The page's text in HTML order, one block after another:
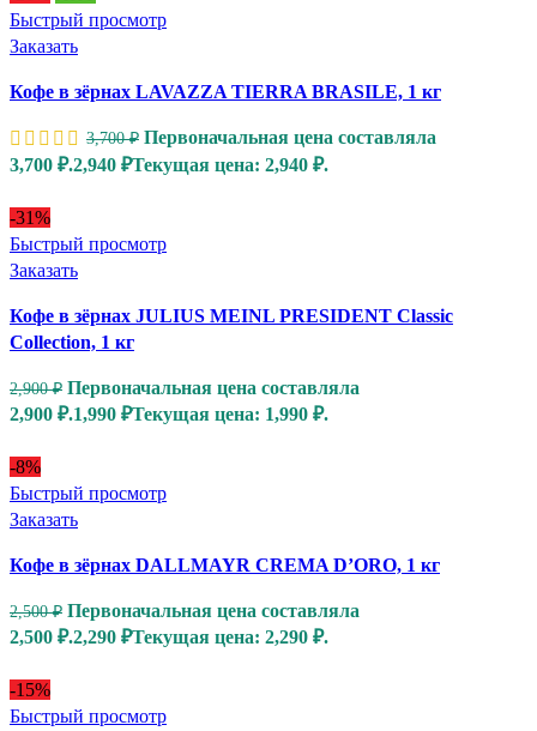
Быстрый просмотр
Заказать
Кофе в зёрнах LAVAZZA TIERRA BRASILE, 1 кг
3,700₽ Первоначальная цена составляла
3,700 ₽.2,940 ₽Текущая цена: 2,940 ₽.
-31%
Быстрый просмотр
Заказать
Кофе в зёрнах JULIUS MEINL PRESIDENT Classic
Collection, 1 кг
2,900₽ Первоначальная цена составляла
2,900 ₽.1,990 ₽Текущая цена: 1,990 ₽.
-8%
Быстрый просмотр
Заказать
Кофе в зёрнах DALLMAYR CREMA D’ORO, 1 кг
2,500₽ Первоначальная цена составляла
2,500 ₽.2,290 ₽Текущая цена: 2,290 ₽.
-15%
Быстрый просмотр